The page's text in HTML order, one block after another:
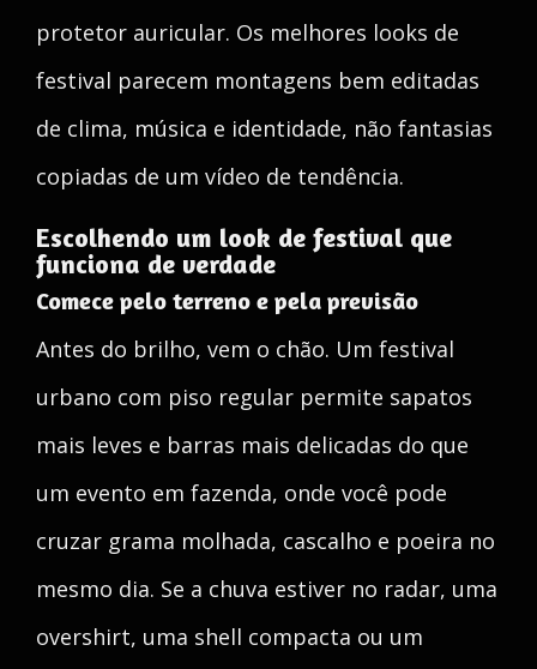
protetor auricular. Os melhores looks de
festival parecem montagens bem editadas
de clima, música e identidade, não fantasias
copiadas de um vídeo de tendência.
Escolhendo um look de festival que
funciona de verdade
Comece pelo terreno e pela previsão
Antes do brilho, vem o chão. Um festival
urbano com piso regular permite sapatos
mais leves e barras mais delicadas do que
um evento em fazenda, onde você pode
cruzar grama molhada, cascalho e poeira no
mesmo dia. Se a chuva estiver no radar, uma
overshirt, uma shell compacta ou um